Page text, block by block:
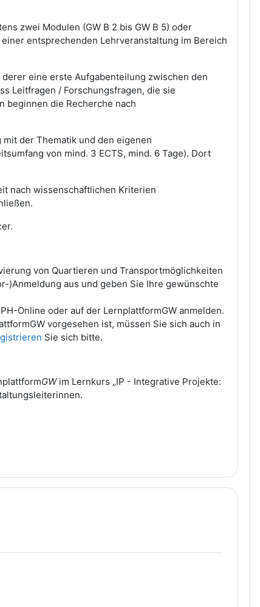
zwei Modulen (GW B 2 bis GW B 5) oder
entsprechenden Lehrveranstaltung im Bereich
eine erste Aufgabenteilung zwischen den
Leitfragen / Forschungsfragen, die sie
beginnen die Recherche nach
der Thematik und den eigenen
von mind. 3 ECTS, mind. 6 Tage). Dort
nach wissenschaftlichen Kriterien
von Quartieren und Transportmöglichkeiten
)Anmeldung aus und geben Sie Ihre gewünschte
Online oder auf der LernplattformGW anmelden.
vorgesehen ist, müssen Sie sich auch in
Sie sich bitte.
GWim Lernkurs „IP - Integrative Projekte: